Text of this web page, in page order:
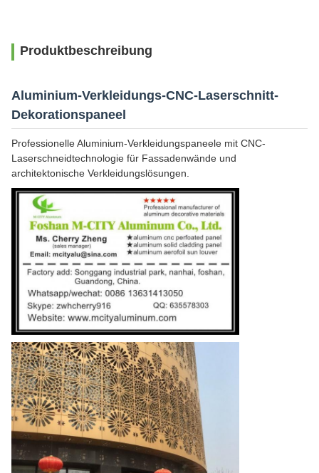
Produktbeschreibung
Aluminium-Verkleidungs-CNC-Laserschnitt-
Dekorationspaneel
Professionelle Aluminium-Verkleidungspaneele mit CNC-
Laserschneidtechnologie für Fassadenwände und
architektonische Verkleidungslösungen.